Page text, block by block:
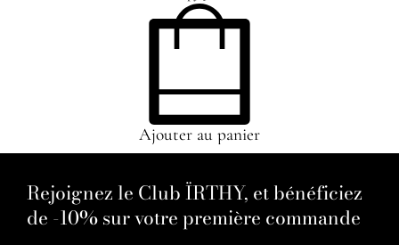
Ajouter au panier
Rejoignez le Club ÏRTHY, et bénéficiez
de -10% sur votre première commande